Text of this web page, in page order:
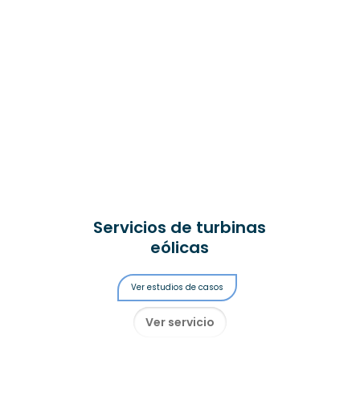
Servicios de turbinas
eólicas
Ver estudios de casos
Ver servicio